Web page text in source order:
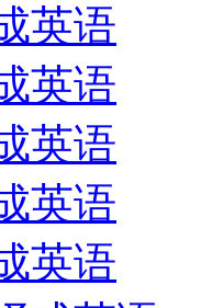
英语
英语
英语
英语
英语